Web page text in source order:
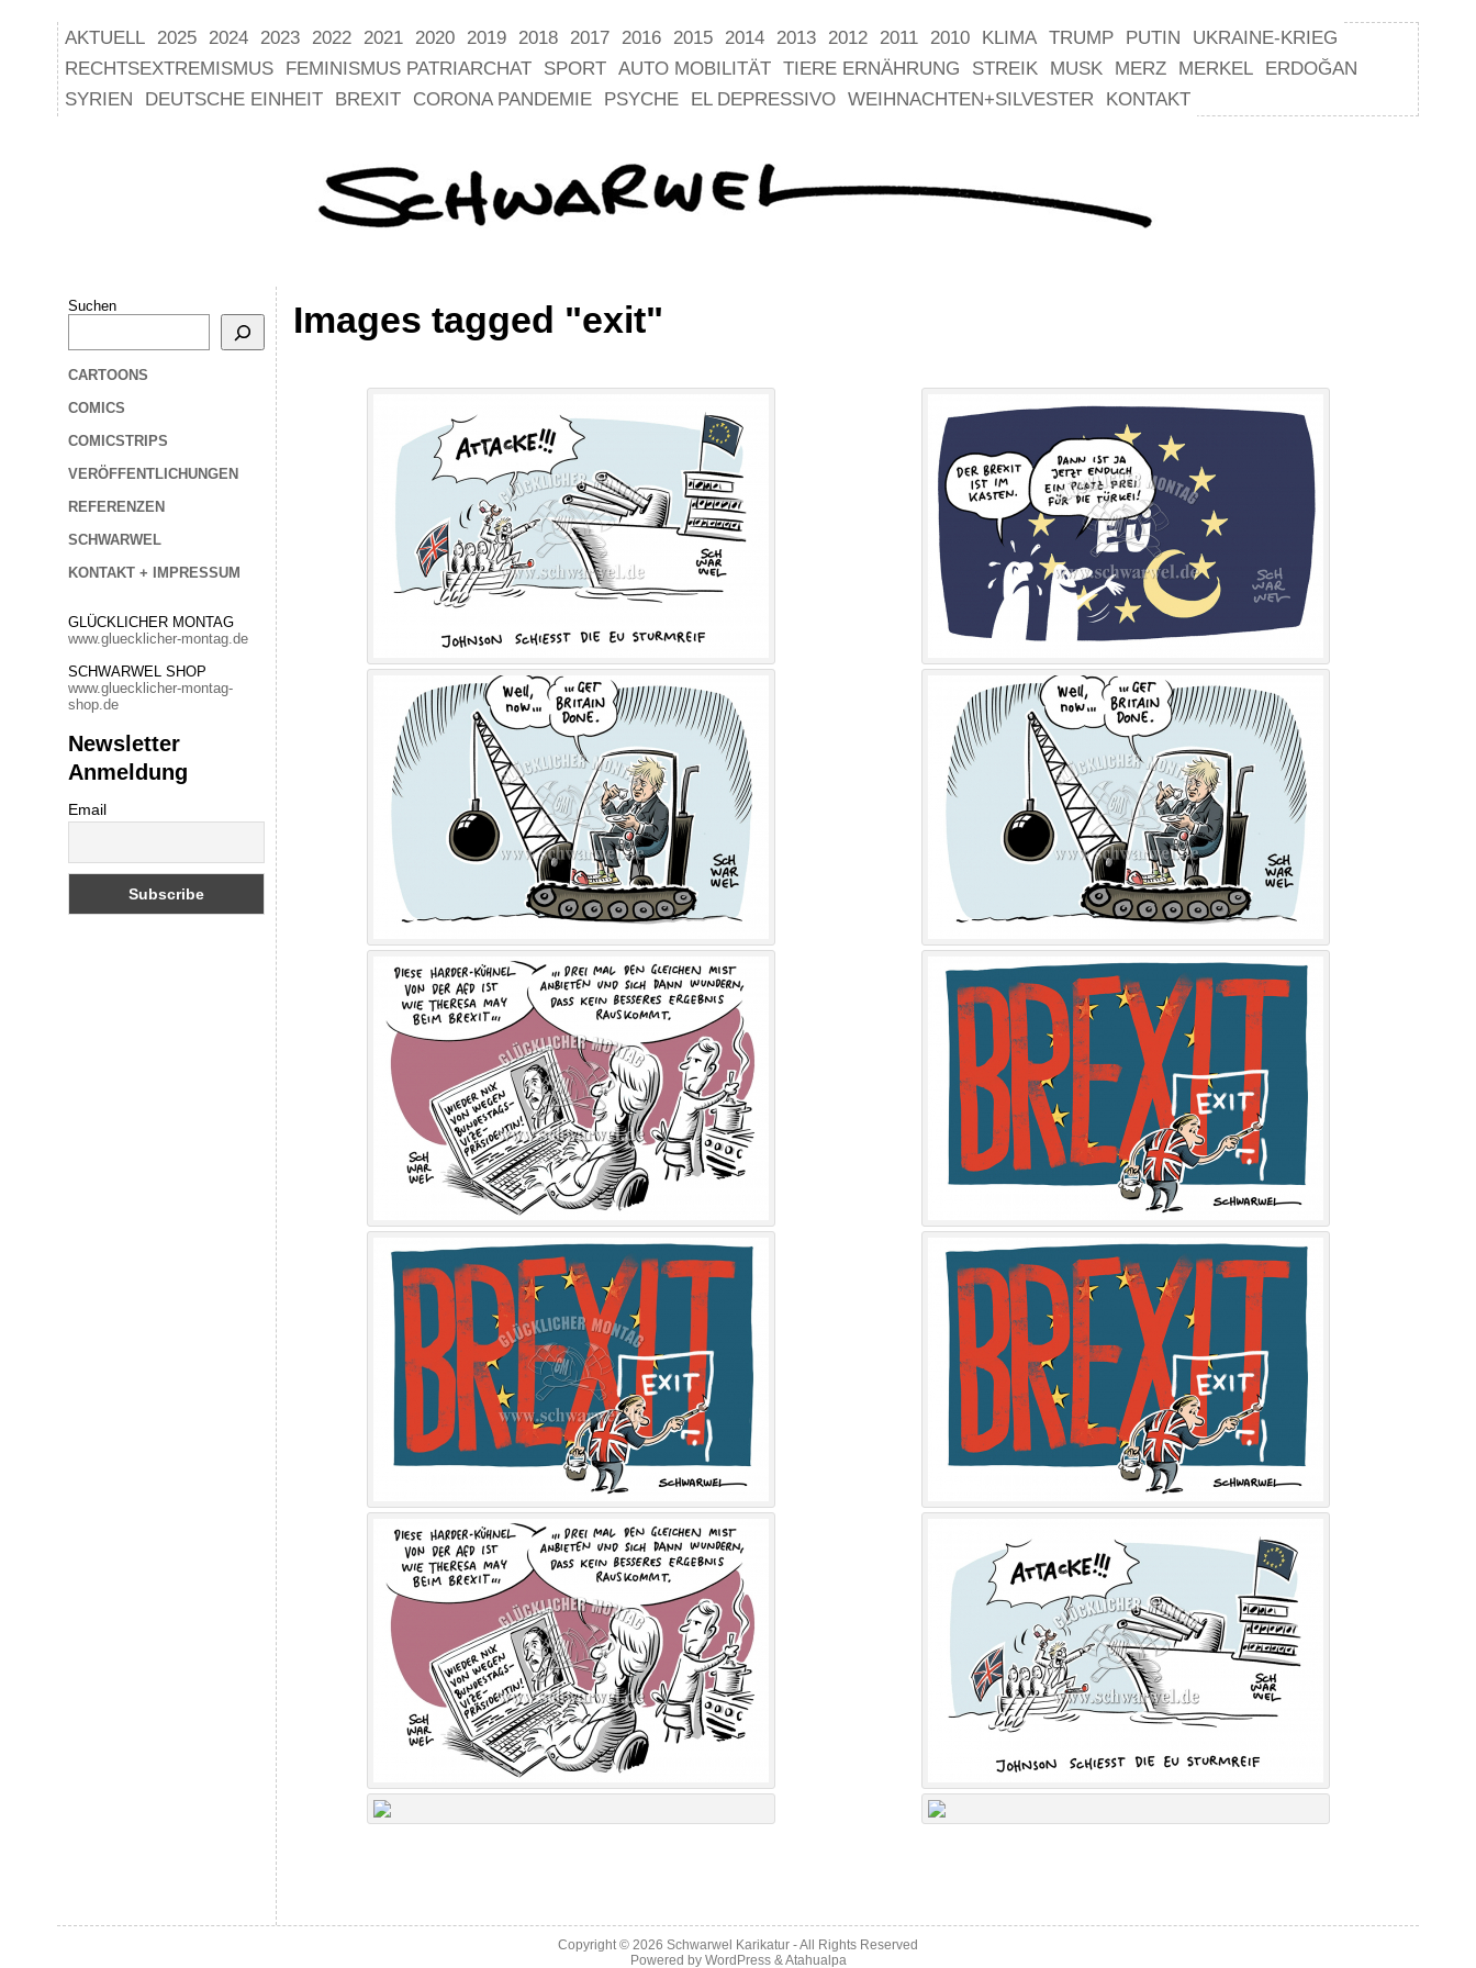
AKTUELL 2025 2024 2023 2022 2021 2020 2019 2018 2017 2016 2015 2014 2013 2012 2011 2010 KLIMA TRUMP PUTIN
UKRAINE-KRIEG
RECHTSEXTREMISMUS
FEMINISMUS PATRIARCHAT SPORT AUTO MOBILITÄT TIERE ERNÄHRUNG STREIK MUSK MERZ MERKEL
ERDOĞAN
SYRIEN
DEUTSCHE EINHEIT BREXIT CORONA PANDEMIE PSYCHE EL DEPRESSIVO WEIHNACHTEN+SILVESTER KONTAKT
Suchen
CARTOONS
COMICS
COMICSTRIPS
VERÖFFENTLICHUNGEN
REFERENZEN
SCHWARWEL
KONTAKT + IMPRESSUM
GLÜCKLICHER MONTAG
www.gluecklicher-montag.de
SCHWARWEL SHOP
www.gluecklicher-montag-
shop.de
Newsletter
Anmeldung
Email
Images tagged "exit"
Copyright © 2026 Schwarwel Karikatur - All Rights Reserved
Powered by WordPress&Atahualpa